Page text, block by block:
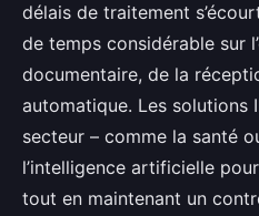
délais de traitement
de temps considérable sur
documentaire, de la
automatique. Les solutions
secteur – comme la santé
l’intelligence artificielle
tout en maintenant un